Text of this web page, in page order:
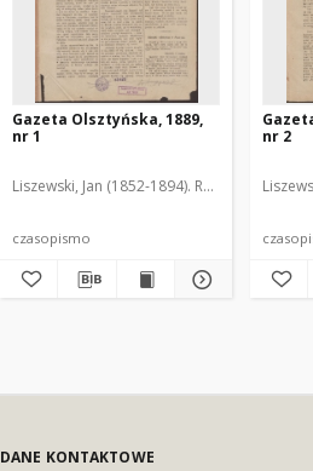
Gazeta Olsztyńska, 1889,
nr 1
Liszewski, Jan (1852-1894). Red.
czasopismo
nr 2
DANE KONTAKTOWE